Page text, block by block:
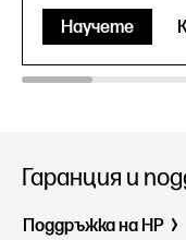
Научете
Гаранция и
Поддръжка на HP